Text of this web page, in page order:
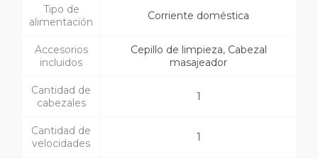
Tipo de
alimentación
Corriente doméstica
Accesorios
incluidos
Cepillo de limpieza, Cabezal
masajeador
Cantidad de
cabezales
1
Cantidad de
velocidades
1